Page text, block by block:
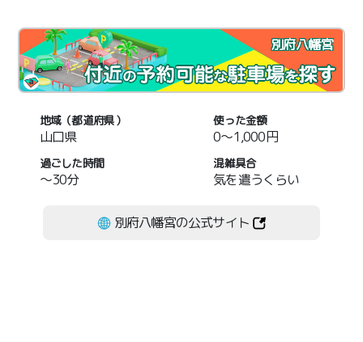
別府八幡宮
地域（都道府県）
山口県
使った金額
0～1,000円
過ごした時間
～30分
混雑具合
気を遣うくらい
別府八幡宮の公式サイト